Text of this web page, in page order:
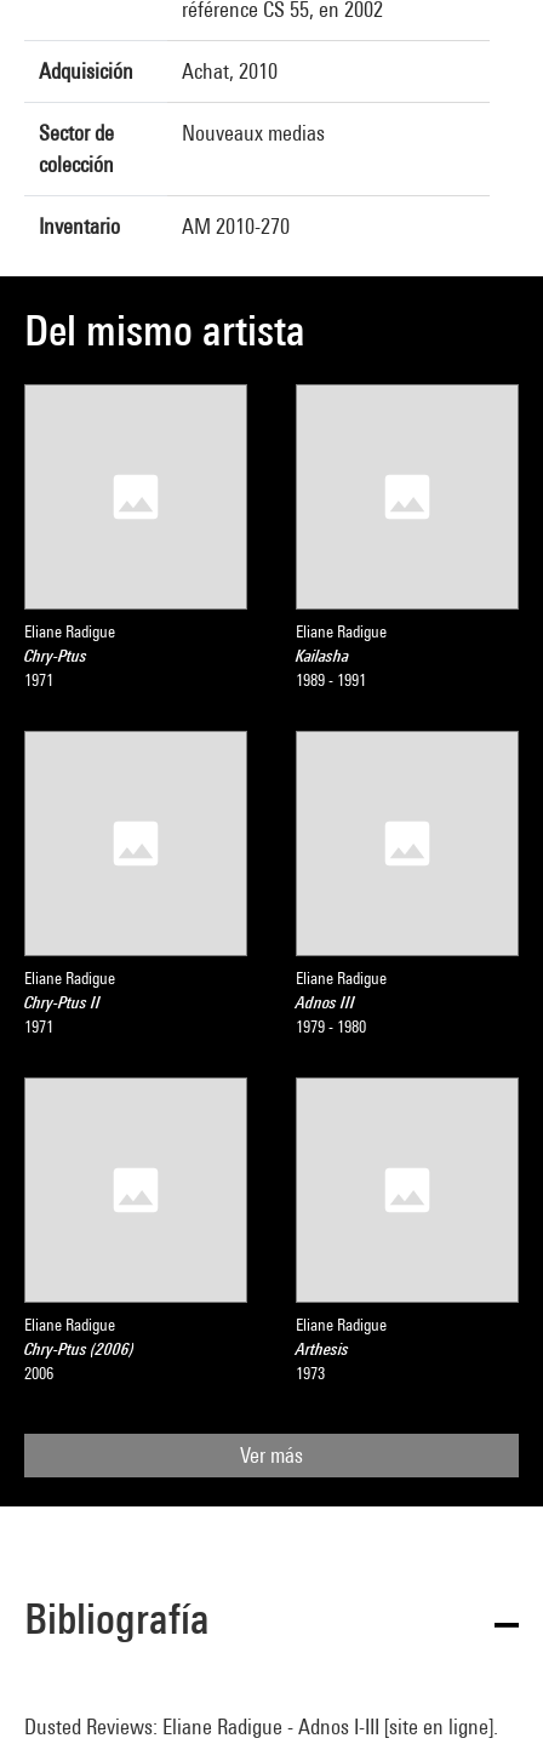
référence CS 55, en 2002
Adquisición Achat, 2010
Sector de
colección
Nouveaux medias
Inventario AM 2010-270
Del mismo artista
Eliane Radigue
Chry-Ptus
1971
Eliane Radigue
Kailasha
1989 - 1991
Eliane Radigue
Chry-Ptus II
1971
Eliane Radigue
Adnos III
1979 - 1980
Eliane Radigue
Chry-Ptus (2006)
2006
Eliane Radigue
Arthesis
1973
Ver más
Bibliografía
Dusted Reviews: Eliane Radigue - Adnos I-III [site en ligne].